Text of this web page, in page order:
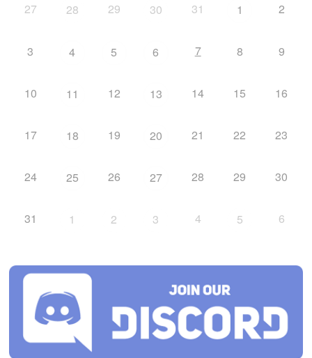
27 28 29 30 31 1 2
3 4 5 6 7 8 9
10 11 12 13 14 15 16
17 18 19 20 21 22 23
24 25 26 27 28 29 30
31 1 2 3 4 5 6